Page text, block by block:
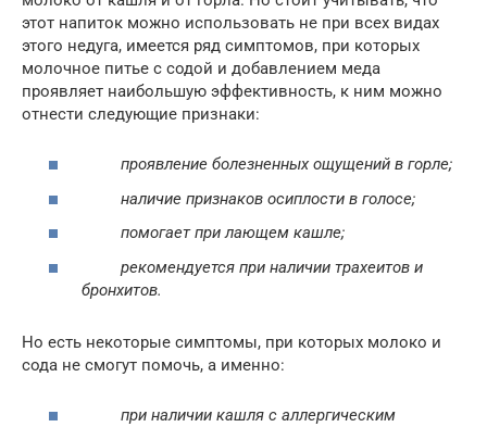
этот напиток можно использовать не при всех видах
этого недуга, имеется ряд симптомов, при которых
молочное питье с содой и добавлением меда
проявляет наибольшую эффективность, к ним можно
отнести следующие признаки:
проявление болезненных ощущений в горле;
наличие признаков осиплости в голосе;
помогает при лающем кашле;
рекомендуется при наличии трахеитов и
бронхитов.
Но есть некоторые симптомы, при которых молоко и
сода не смогут помочь, а именно:
при наличии кашля с аллергическим